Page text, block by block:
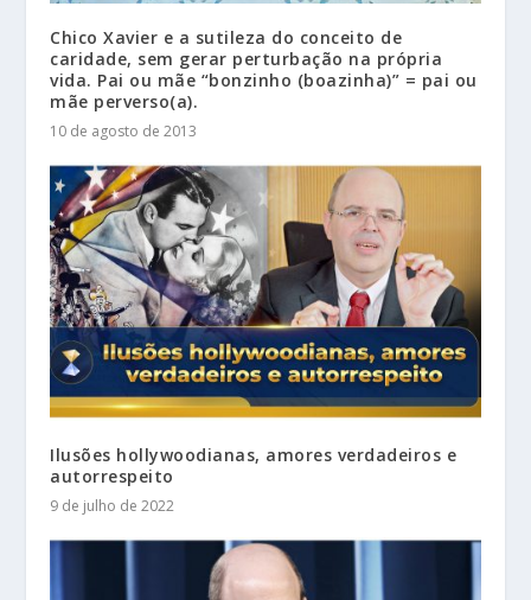
Chico Xavier e a sutileza do conceito de
caridade, sem gerar perturbação na própria
vida. Pai ou mãe “bonzinho (boazinha)” = pai ou
mãe perverso(a).
10 de agosto de 2013
Ilusões hollywoodianas, amores verdadeiros e
autorrespeito
9 de julho de 2022